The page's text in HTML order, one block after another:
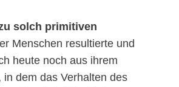
solch primitiven
Menschen resultierte und
heute noch aus ihrem
in dem das Verhalten des